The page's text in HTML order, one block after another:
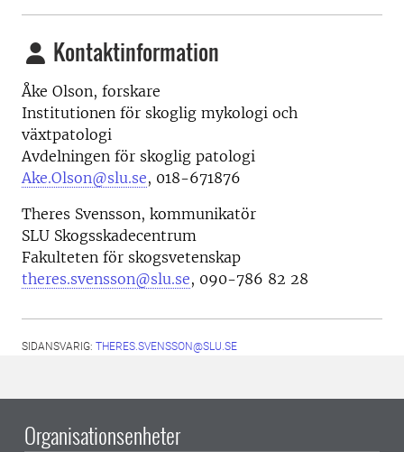
Kontaktinformation
Åke Olson, forskare
Institutionen för skoglig mykologi och
växtpatologi
Avdelningen för skoglig patologi
Ake.Olson@slu.se, 018-671876
Theres Svensson, kommunikatör
SLU Skogsskadecentrum
Fakulteten för skogsvetenskap
theres.svensson@slu.se, 090-786 82 28
SIDANSVARIG: THERES.SVENSSON@SLU.SE
Organisationsenheter